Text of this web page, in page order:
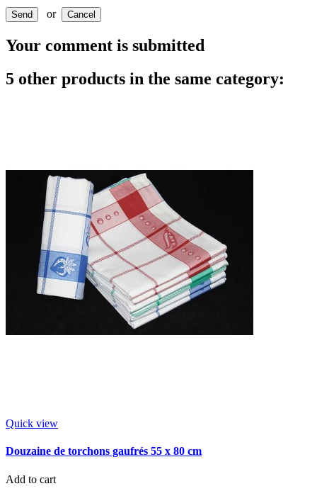
Send or Cancel
Your comment is submitted
5 other products in the same category:
Quick view
Douzaine de torchons gaufrés 55 x 80 cm
Add to cart